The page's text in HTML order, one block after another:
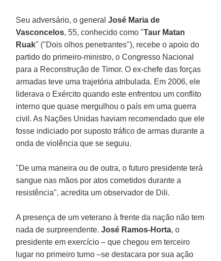
Seu adversário, o generalJosé Maria de
Vasconcelos, 55, conhecido como "Taur Matan
Ruak" ("Dois olhos penetrantes"), recebe o apoio do
partido do primeiro-ministro, o Congresso Nacional
para a Reconstrução de Timor. O ex-chefe das forças
armadas teve uma trajetória atribulada. Em 2006, ele
liderava o Exército quando este enfrentou um conflito
interno que quase mergulhou o país em uma guerra
civil. As Nações Unidas haviam recomendado que ele
fosse indiciado por suposto tráfico de armas durante a
onda de violência que se seguiu.
"De uma maneira ou de outra, o futuro presidente terá
sangue nas mãos por atos cometidos durante a
resistência", acredita um observador de Dili.
A presença de um veterano à frente da nação não tem
nada de surpreendente.José Ramos-Horta, o
presidente em exercício – que chegou em terceiro
lugar no primeiro turno –se destacara por sua ação